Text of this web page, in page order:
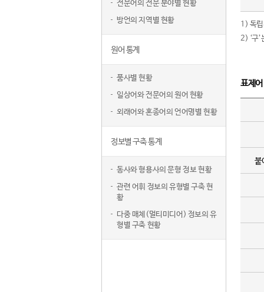
전문어의 전문 분야별 현황
방언의 지역별 현황
원어 통계
품사별 현황
일상어와 전문어의 원어 현황
외래어와 혼종어의 언어명별 현황
정보별 구축 통계
동사와 형용사의 문형 정보 현황
관련 어휘 정보의 유형별 구축 현
황
다중 매체(멀티미디어) 정보의 유
형별 구축 현황
1) 독립
2) ‘구
표제
붙